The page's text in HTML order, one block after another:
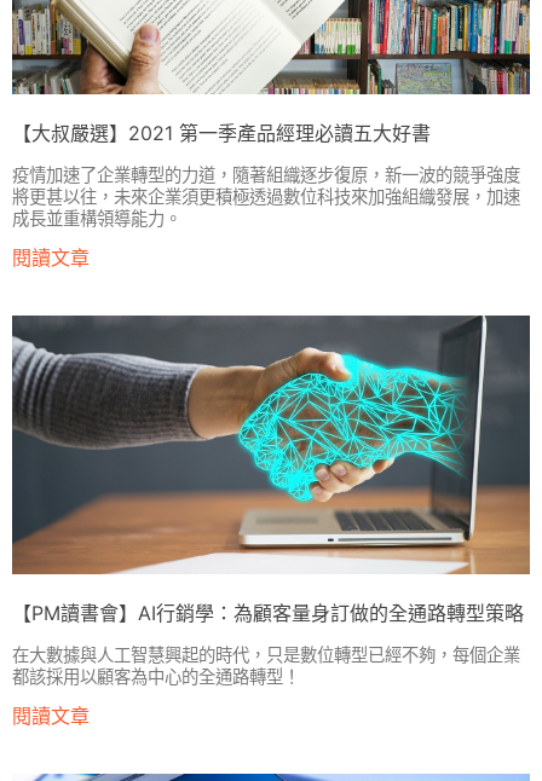
【大叔嚴選】2021 第一季產品經理必讀五大好書
疫情加速了企業轉型的力道，隨著組織逐步復原，新一波的競爭強度
將更甚以往，未來企業須更積極透過數位科技來加強組織發展，加速
成長並重構領導能力。
閱讀文章
【PM讀書會】AI行銷學：為顧客量身訂做的全通路轉型策略
在大數據與人工智慧興起的時代，只是數位轉型已經不夠，每個企業
都該採用以顧客為中心的全通路轉型！
閱讀文章